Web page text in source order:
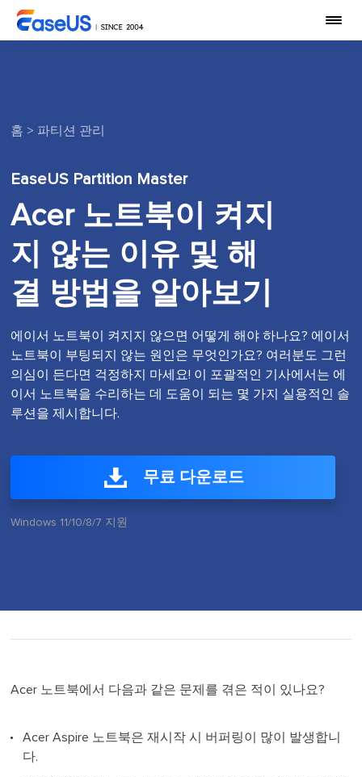
홈 > 파티션 관리
EaseUS Partition Master
Acer 노트북이 켜지
지 않는 이유 및 해
결 방법을 알아보기
에이서 노트북이 켜지지 않으면 어떻게 해야 하나요? 에이서
노트북이 부팅되지 않는 원인은 무엇인가요? 여러분도 그런
의심이 든다면 걱정하지 마세요! 이 포괄적인 기사에서는 에
이서 노트북을 수리하는 데 도움이 되는 몇 가지 실용적인 솔
루션을 제시합니다.
무료 다운로드
Windows 11/10/8/7 지원
Acer 노트북에서 다음과 같은 문제를 겪은 적이 있나요?
Acer Aspire 노트북은 재시작 시 버퍼링이 많이 발생합니
다.